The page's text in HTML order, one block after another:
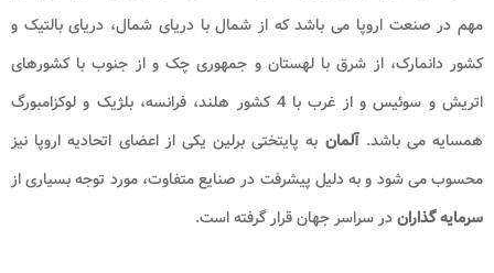
مهم در صنعت اروپا می باشد که از شمال با دریای شمال، دریای بالتیک و
کشور دانمارک، از شرق با لهستان و جمهوری چک و از جنوب با کشورهای
اتریش و سوئیس و از غرب با 4 کشور هلند، فرانسه، بلژیک و لوکزامبورگ
همسایه می باشد. آلمان به پایتختی برلین یکی از اعضای اتحادیه اروپا نیز
محسوب می شود و به دلیل پیشرفت در صنایع متفاوت، مورد توجه بسیاری از
سرمایه گذاراندر سراسر جهان قرار گرفته است.